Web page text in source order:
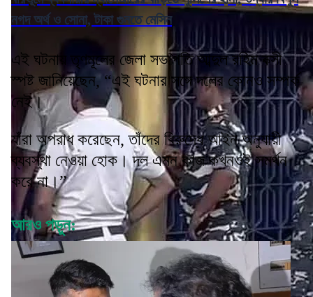
নগদ অর্থ ও সোনা, টাকা গুনতে মেসিন
এই ঘটনায় তৃণমূলের জেলা সভাপতি আব্দুল রহিম বক্সী
স্পষ্ট জানিয়েছেন, “এই ঘটনার সঙ্গে দলের কোনও সম্পর্ক
নেই।
যাঁরা অপরাধ করেছেন, তাঁদের বিরুদ্ধে আইন অনুযায়ী
ব্যবস্থা নেওয়া হোক। দল এমন কাজ কখনওই সমর্থন
করে না।”
আরও পড়ুন: